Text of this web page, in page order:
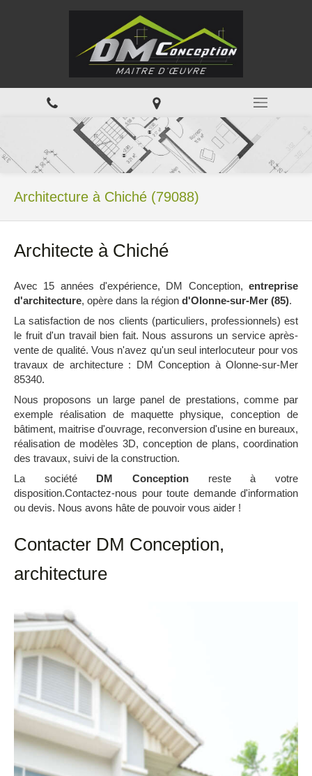
Architecture à Chiché (79088)
Architecte à Chiché
Avec 15 années d'expérience, DM Conception, entreprise
d'architecture, opère dans la région d'Olonne-sur-Mer (85).
La satisfaction de nos clients (particuliers, professionnels) est
le fruit d'un travail bien fait. Nous assurons un service après-
vente de qualité. Vous n'avez qu'un seul interlocuteur pour vos
travaux de architecture : DM Conception à Olonne-sur-Mer
85340.
Nous proposons un large panel de prestations, comme par
exemple réalisation de maquette physique, conception de
bâtiment, maitrise d'ouvrage, reconversion d'usine en bureaux,
réalisation de modèles 3D, conception de plans, coordination
des travaux, suivi de la construction.
La société DM Conception reste à votre
disposition.Contactez-nous pour toute demande d'information
ou devis. Nous avons hâte de pouvoir vous aider !
Contacter DM Conception,
architecture